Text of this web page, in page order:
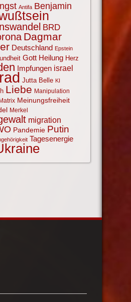
Antifa Benjamin
BRD
Dagmar
Deutschland Epstein
Gott Heilung Herz
Impfungen israel
Jutta Belle KI
Liebe Manipulation
Meinungsfreiheit
Merkel
migration
Pandemie Putin
Tagesenergie